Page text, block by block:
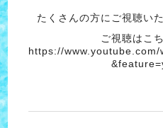
たくさんの方にご視聴い
ご視聴はこ
https://www.youtube.com/